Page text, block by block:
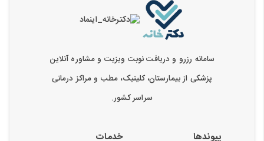
سامانه رزرو و دریافت نوبت ویزیت و مشاوره آنلاین
پزشکی از بیمارستان، کلینیک، مطب و مراکز درمانی
سراسر کشور.
پیوندها خدمات